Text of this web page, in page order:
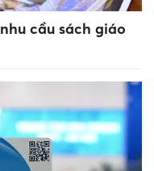
cầu sách giáo